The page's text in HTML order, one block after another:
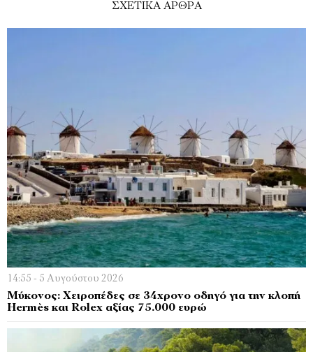
ΣΧΕΤΙΚΑ ΑΡΘΡΑ
14:55 - 5 Αυγούστου 2026
Μύκονος: Χειροπέδες σε 34χρονο οδηγό για την κλοπή
Hermès και Rolex αξίας 75.000 ευρώ